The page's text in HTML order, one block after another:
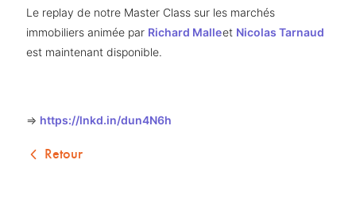
Le replay de notre Master Class sur les marchés
immobiliers animée par Richard Malleet Nicolas Tarnaud
est maintenant disponible.
=> https://lnkd.in/dun4N6h
Retour